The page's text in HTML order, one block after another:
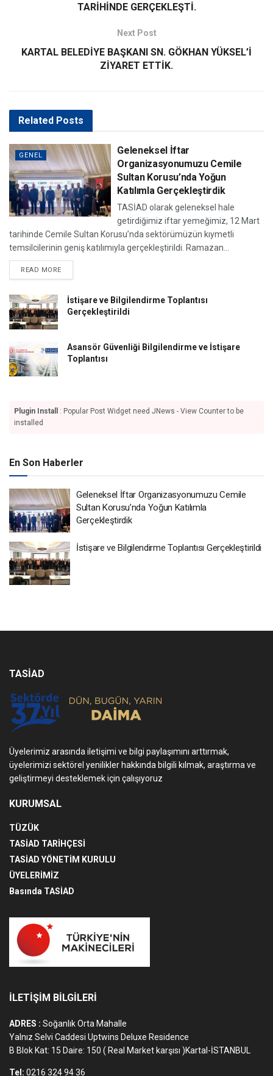
TARİHİNDE GERÇEKLEŞTİ.
Next Post
KARTAL BELEDİYE BAŞKANI SN. GÖKHAN YÜKSEL’İ
ZİYARET ETTİK.
Related Posts
GENEL
Geleneksel İftar
Organizasyonumuzu Cemile
Sultan Korusu’nda Yoğun
Katılımla Gerçekleştirdik
TASİAD olarak geleneksel hale
getirdiğimiz iftar yemeğimiz, 12 Mart
tarihinde Cemile Sultan Korusu’nda sektörümüzün kıymetli
temsilcilerinin geniş katılımıyla gerçekleştirildi. Ramazan...
READ MOREDETAILS
İstişare ve Bilgilendirme Toplantısı
Gerçekleştirildi
Asansör Güvenliği Bilgilendirme ve İstişare
Toplantısı
Plugin Install
: Popular Post Widget need JNews - View Counter to be
installed
En Son Haberler
Geleneksel İftar Organizasyonumuzu Cemile
Sultan Korusu’nda Yoğun Katılımla
Gerçekleştirdik
İstişare ve Bilgilendirme Toplantısı Gerçekleştirildi
TASİAD
Üyelerimiz arasında iletişimi ve bilgi paylaşımını arttırmak,
üyelerimizi sektörel yenilikler hakkında bilgili kılmak, araştırma ve
geliştirmeyi desteklemek için çalışıyoruz
KURUMSAL
TÜZÜK
TASİAD TARİHÇESİ
TASİAD YÖNETİM KURULU
ÜYELERİMİZ
Basında TASİAD
İLETİŞİM BİLGİLERİ
ADRES : Soğanlık Orta Mahalle
Yalnız Selvi Caddesi Uptwins Deluxe Residence
B Blok Kat: 15 Daire: 150 ( Real Market karşısı )Kartal-İSTANBUL
Tel: 0216 324 94 36